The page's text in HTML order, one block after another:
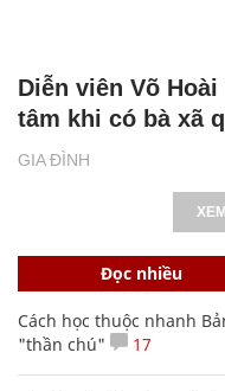
GIA ĐÌNH
Diễn viên Võ
tâm khi có bà xã
Đọc nhiều
Cách học thuộc nhanh
"thần chú"
17